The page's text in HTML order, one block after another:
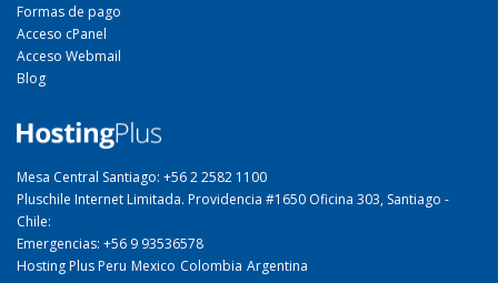
Formas de pago
Acceso cPanel
Acceso Webmail
Blog
Mesa Central Santiago: +56 2 2582 1100
Pluschile Internet Limitada. Providencia #1650 Oficina 303, Santiago -
Chile:
Emergencias: +56 9 93536578
Hosting Plus Peru Mexico Colombia Argentina